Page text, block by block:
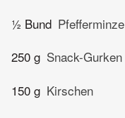
½ Bund Pfefferminze
250 g Snack-Gurken
150 g Kirschen